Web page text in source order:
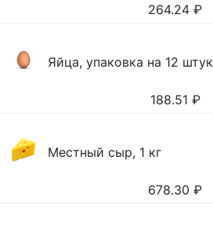
264.24 ₽
Яйца, упаковка на 12 штук
188.51 ₽
Местный сыр, 1 кг
678.30 ₽